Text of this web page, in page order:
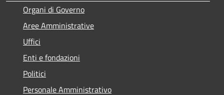
Organi di Governo
Aree Amministrative
Uffici
Enti e fondazioni
Politici
Personale Amministrativo